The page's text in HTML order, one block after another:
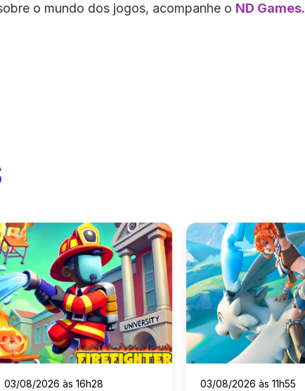
o mundo dos jogos, acompanhe o ND Games.
03/08/2026 às 16h28 03/08/2026 às 11h55